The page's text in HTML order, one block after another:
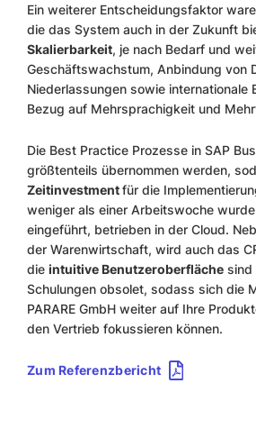
Ein weiterer Entscheidungsfaktor
die das System auch in der Zukunft
Skalierbarkeit, je nach Bedarf und
Geschäftswachstum, Anbindung von
Niederlassungen sowie internationale
Bezug auf Mehrsprachigkeit und
Die Best Prac­tice Prozesse in SAP
größtenteils übernommen werden,
Zeitinvestmentfür die
weniger als einer Arbeitswoche
eingeführt, betrieben in der Cloud.
der Warenwirtschaft, wird auch das
die intuitive Benutzeroberfläche sind
Schulungen obsolet, sodass sich die
PARARE GmbH weiter auf Ihre
den Vertrieb fokussieren können.
Zum Referenzbericht